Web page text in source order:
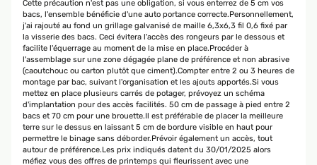
Cette précaution n'est pas une obligation, si vous enterrez de 5 cm vos
bacs, l'ensemble bénéficie d'une auto portance correcte.Personnellement,
j'ai rajouté au fond un grillage galvanisé de maille 6,3x6,3 fil 0,6 fixé par
la visserie des bacs. Ceci évitera l'accès des rongeurs par le dessous et
facilite l'équerrage au moment de la mise en place.Procéder à
l'assemblage sur une zone dégagée plane de préférence et non abrasive
(caoutchouc ou carton plutôt que ciment).Compter entre 2 ou 3 heures de
montage par bac, suivant l'organisation et les ajouts apportés.Si vous
mettez en place plusieurs carrés de potager, prévoyez un schéma
d'implantation pour des accès facilités. 50 cm de passage à pied entre 2
bacs et 70 cm pour une brouette.Il est préférable de placer la meilleure
terre sur le dessus en laissant 5 cm de bordure visible en haut pour
permettre le binage sans déborder.Prévoir également un accès, tout
autour de préférence.Les prix indiqués datent du 30/01/2025 alors
méfiez vous des offres de printemps qui fleurissent avec une